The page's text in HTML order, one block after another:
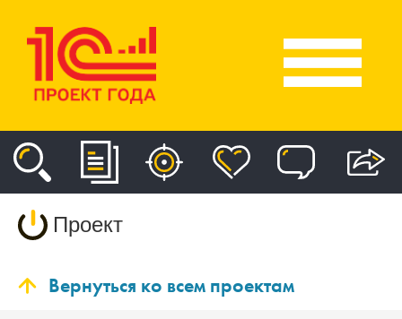
Проект
Вернуться ко всем проектам